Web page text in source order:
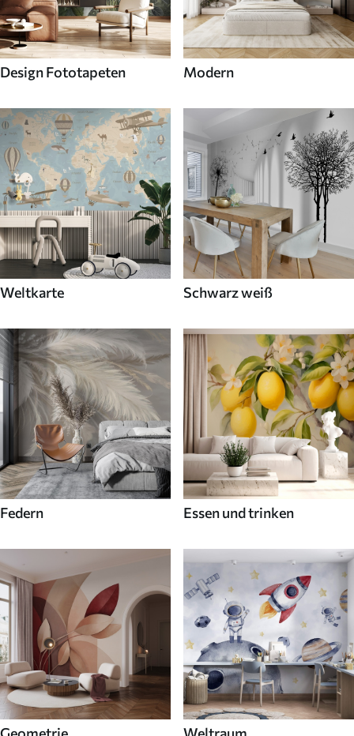
Design Fototapeten Modern
Weltkarte Schwarz weiß
Federn Essen und trinken